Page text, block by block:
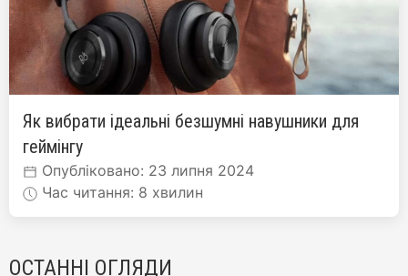
Як вибрати ідеальні безшумні навушники для
геймінгу
Опубліковано: 23 липня 2024
Час читання: 8 хвилин
ОСТАННІ ОГЛЯДИ